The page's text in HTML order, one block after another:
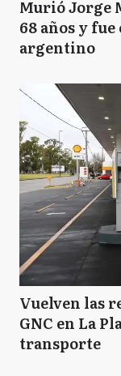
Murió Jorge
68 años y
argentino
Vuelven las
GNC en La
transporte